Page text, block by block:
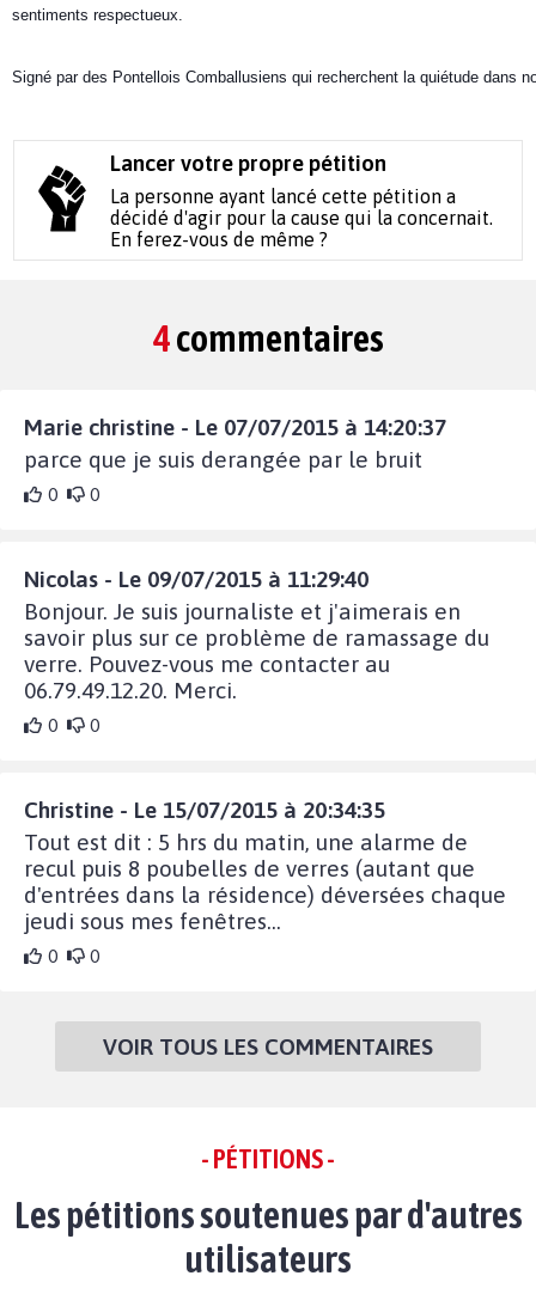
sentiments respectueux.
Signé par des Pontellois Comballusiens qui recherchent la quiétude dans
Lancer votre propre pétition
La personne ayant lancé cette pétition a
décidé d'agir pour la cause qui la concernait.
En ferez-vous de même ?
4commentaires
Marie christine - Le 07/07/2015 à 14:20:37
parce que je suis derangée par le bruit
0 0
Nicolas - Le 09/07/2015 à 11:29:40
Bonjour. Je suis journaliste et j'aimerais en
savoir plus sur ce problème de ramassage du
verre. Pouvez-vous me contacter au
06.79.49.12.20. Merci.
0 0
Christine - Le 15/07/2015 à 20:34:35
Tout est dit : 5 hrs du matin, une alarme de
recul puis 8 poubelles de verres (autant que
d'entrées dans la résidence) déversées chaque
jeudi sous mes fenêtres...
0 0
VOIR TOUS LES COMMENTAIRES
- PÉTITIONS -
Les pétitions soutenues par d'autres
utilisateurs